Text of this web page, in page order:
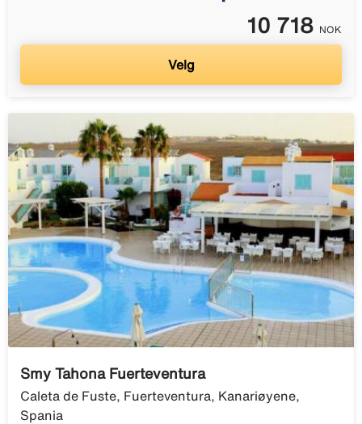
10 718 NOK
Velg
Smy Tahona Fuerteventura
Caleta de Fuste, Fuerteventura, Kanariøyene,
Spania